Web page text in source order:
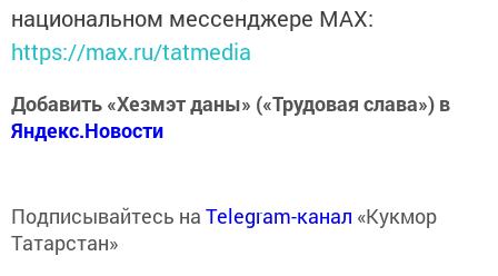
национальном мессенджере MАХ:
https://max.ru/tatmedia
Добавить «Хезмэт даны» («Трудовая слава») в
Яндекс.Новости
Подписывайтесь на Telegram-канал «Кукмор
Татарстан»